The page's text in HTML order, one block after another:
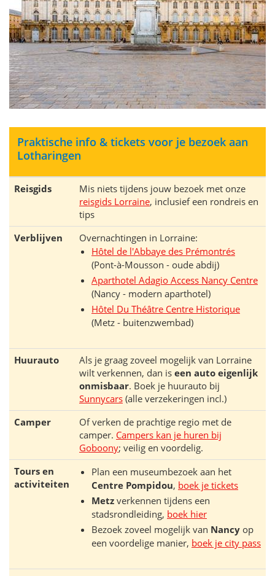
Praktische info & tickets voor je bezoek aan
Lotharingen
Reisgids
Mis niets tijdens jouw bezoek met onze
reisgids Lorraine, inclusief een rondreis en
tips
Verblijven
Overnachtingen in Lorraine:
Hôtel de l'Abbaye des Prémontrés
(Pont-à-Mousson - oude abdij)
Aparthotel Adagio Access Nancy Centre
(Nancy - modern aparthotel)
Hôtel Du Théâtre Centre Historique
(Metz - buitenzwembad)
Huurauto
Als je graag zoveel mogelijk van Lorraine
wilt verkennen, dan is een auto eigenlijk
onmisbaar. Boek je huurauto bij
Sunnycars (alle verzekeringen incl.)
Camper
Of verken de prachtige regio met de
camper. Campers kan je huren bij
Goboony; veilig en voordelig.
Tours en
activiteiten
Plan een museumbezoek aan het
Centre Pompidou, boek je tickets
Metz verkennen tijdens een
stadsrondleiding, boek hier
Bezoek zoveel mogelijk van Nancy op
een voordelige manier, boek je city pass